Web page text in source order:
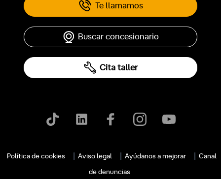
Te llamamos
Buscar concesionario
Cita taller
Política de cookies Aviso legal Ayúdanos a mejorar Canal
de denuncias